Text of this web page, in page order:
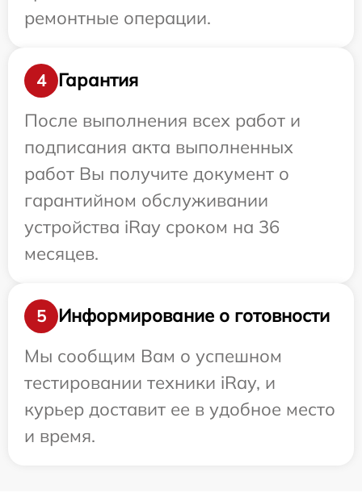
ремонтные операции.
4
Гарантия
После выполнения всех работ и
подписания акта выполненных
работ Вы получите документ о
гарантийном обслуживании
устройства iRay сроком на 36
месяцев.
5
Информирование о готовности
Мы сообщим Вам о успешном
тестировании техники iRay, и
курьер доставит ее в удобное место
и время.